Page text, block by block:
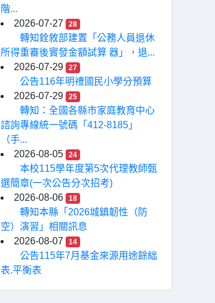
階...
2026-07-27
28
轉知銓敘部建置「公務人員退休
所得重審後實發金額試算 器」，退...
2026-07-29
27
公告116年明禮國民小學分預算
2026-07-29
25
轉知：全國各縣市家庭教育中心
諮詢專線統一號碼「412-8185」
（手...
2026-08-05
24
本校115學年度第5次代理教師甄
選簡章(一次公告分次招考)
2026-08-06
18
轉知本縣「2026城鎮韌性（防
空）演習」相關訊息
2026-08-07
14
公告115年7月基金來源用途餘絀
表.平衡表